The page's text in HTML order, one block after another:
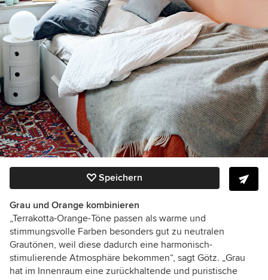
Speichern
Grau und Orange kombinieren
„Terrakotta-Orange-Töne passen als warme und
stimmungsvolle Farben besonders gut zu neutralen
Grautönen, weil diese dadurch eine harmonisch-
stimulierende Atmosphäre bekommen“, sagt Götz. „Grau
hat im Innenraum eine zurückhaltende und puristische